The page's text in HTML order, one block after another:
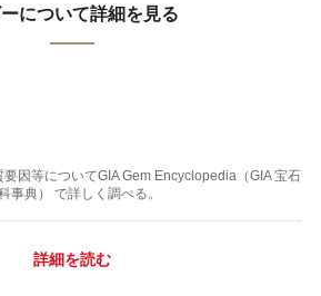
について詳細を見る
因等についてGIA Gem Encyclopedia（GIA 宝石
事典） で詳しく調べる。
詳細を読む